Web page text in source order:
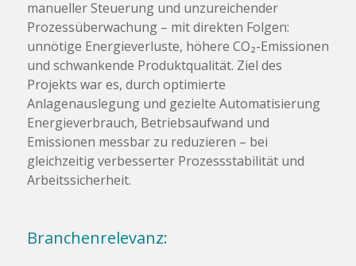
manueller Steuerung und unzureichender
Prozessüberwachung – mit direkten Folgen:
unnötige Energieverluste, höhere CO₂-Emissionen
und schwankende Produktqualität. Ziel des
Projekts war es, durch optimierte
Anlagenauslegung und gezielte Automatisierung
Energieverbrauch, Betriebsaufwand und
Emissionen messbar zu reduzieren – bei
gleichzeitig verbesserter Prozessstabilität und
Arbeitssicherheit.
Branchenrelevanz: